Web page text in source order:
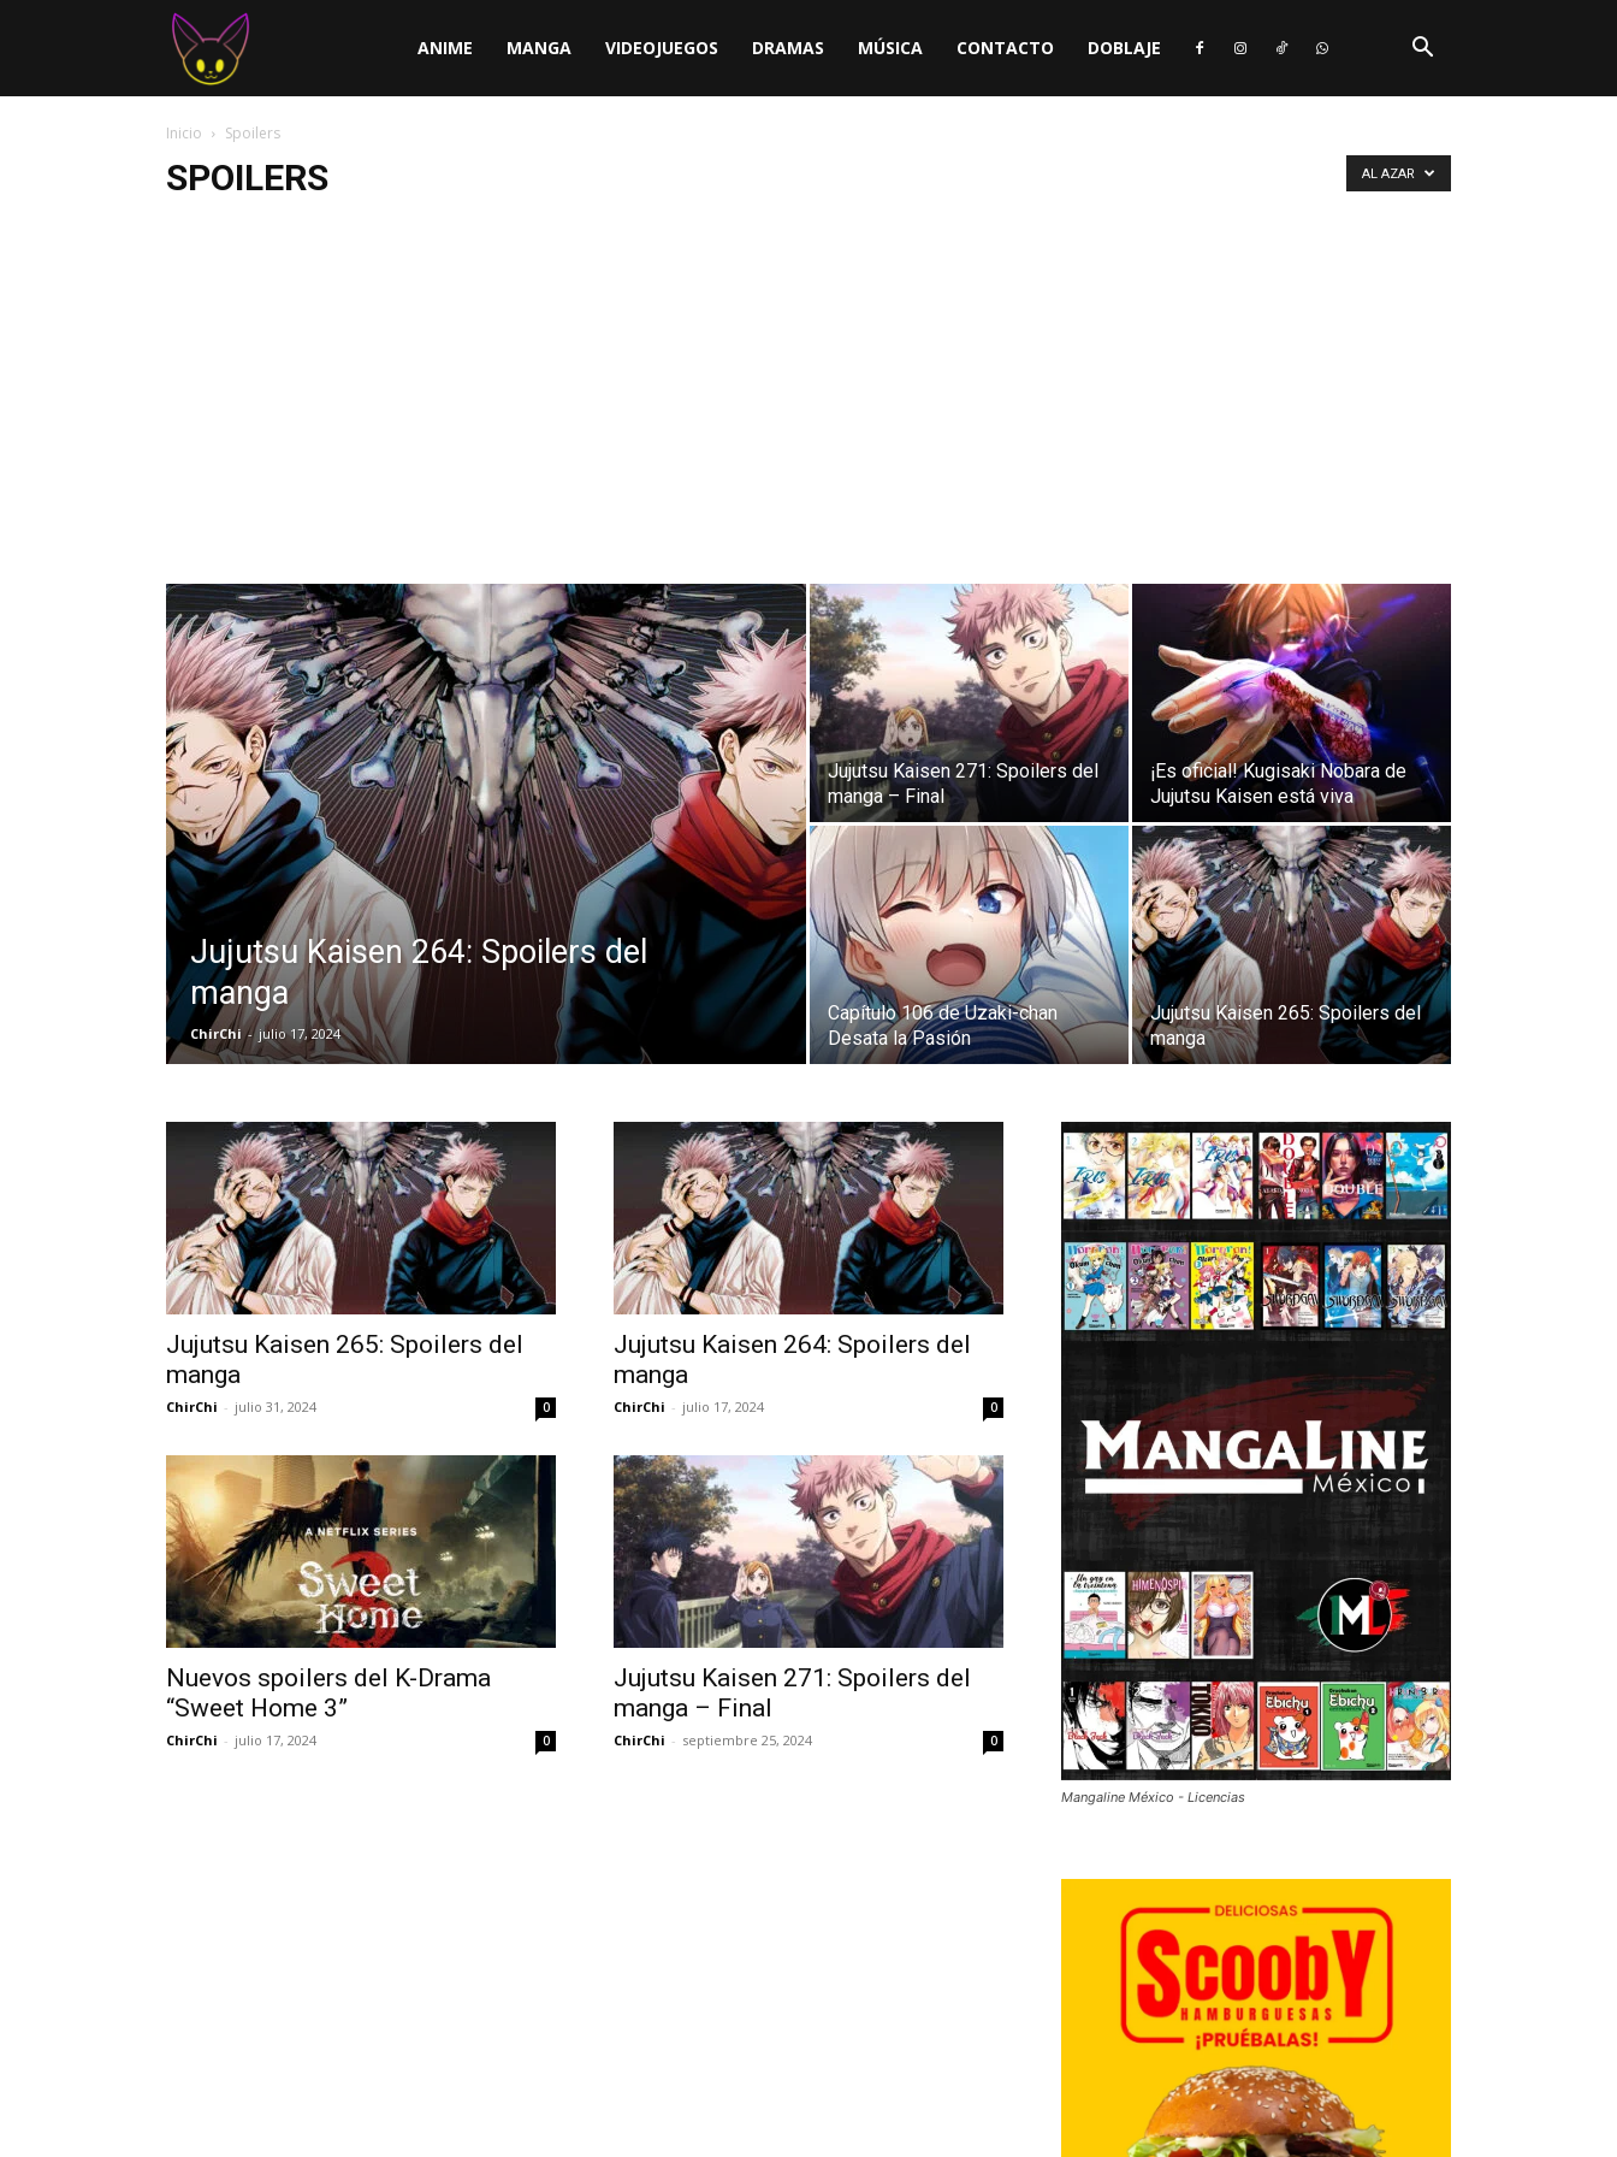
ANIME MANGA VIDEOJUEGOS DRAMAS MÚSICA CONTACTO DOBLAJE
Inicio Spoilers
SPOILERS AL AZAR
Jujutsu Kaisen 264: Spoilers del
manga
ChirChi - julio 17, 2024
Jujutsu Kaisen 271: Spoilers del
manga – Final
¡Es oficial! Kugisaki Nobara de
Jujutsu Kaisen está viva
Capítulo 106 de Uzaki-chan
Desata la Pasión
Jujutsu Kaisen 265: Spoilers del
manga
Jujutsu Kaisen 265: Spoilers del
manga
ChirChi - julio 31, 2024 0
Jujutsu Kaisen 264: Spoilers del
manga
ChirChi - julio 17, 2024 0
Nuevos spoilers del K-Drama
“Sweet Home 3”
ChirChi - julio 17, 2024 0
Jujutsu Kaisen 271: Spoilers del
manga – Final
ChirChi - septiembre 25, 2024 0
Mangaline México - Licencias